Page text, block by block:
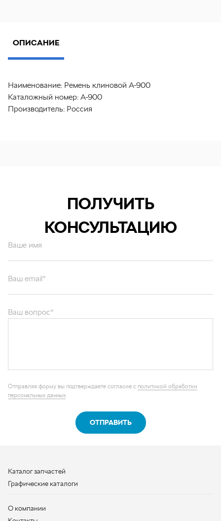
ОПИСАНИЕ
Наименование: Ремень клиновой А-900
Каталожный номер: А-900
Производитель: Россия
ПОЛУЧИТЬ
КОНСУЛЬТАЦИЮ
Ваше имя
персональных данных
Каталог запчастей
Контактная информация
+7 (950) 730-92-10
uralavtozap@yandex.ru
г. Миасс, Тургоякское шоссе, д. 11/63